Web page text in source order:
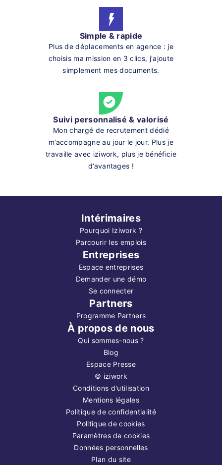
Simple & rapide
Plus de déplacements en agence : je
choisis ma mission en 3 clics, j'ajoute
simplement mes documents.
Suivi personnalisé & valorisé
Mon chargé de recrutement dédié
m’accompagne au jour le jour. Plus je
travaille avec iziwork, plus je bénéficie
d’avantages !
Intérimaires
Pourquoi Iziwork ?
Parcourir les emplois
Entreprises
Espace entreprises
Demander une démo
Se connecter
Partners
Programme Partners
À propos de nous
Qui sommes-nous ?
Blog
Espace Presse
© iziwork
Conditions d'utilisation
Mentions légales
Politique de confidentialité
Politique de cookies
Paramètres de cookies
Données personnelles
Plan du site